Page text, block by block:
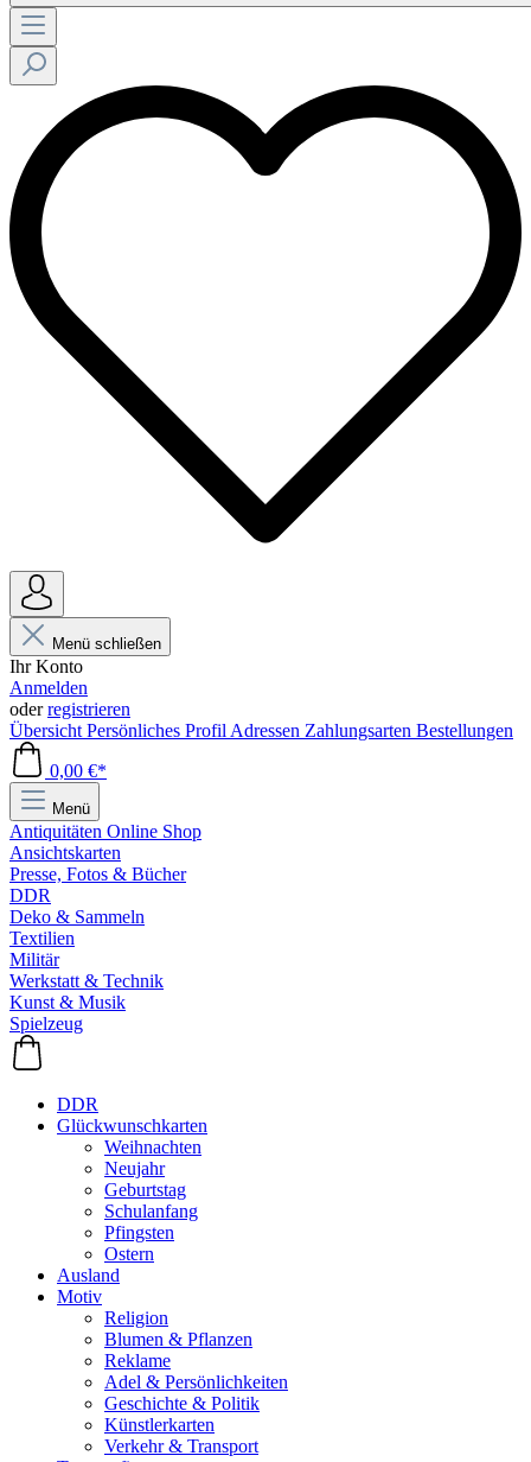
Menü schließen
Ihr Konto
Anmelden
oderregistrieren
Übersicht Persönliches Profil Adressen Zahlungsarten Bestellungen
0,00 €*
Menü
Antiquitäten Online Shop
Ansichtskarten
Presse, Fotos & Bücher
DDR
Deko & Sammeln
Textilien
Militär
Werkstatt & Technik
Kunst & Musik
Spielzeug
DDR
Glückwunschkarten
Weihnachten
Neujahr
Geburtstag
Schulanfang
Pfingsten
Ostern
Ausland
Motiv
Religion
Blumen & Pflanzen
Reklame
Adel & Persönlichkeiten
Geschichte & Politik
Künstlerkarten
Verkehr & Transport